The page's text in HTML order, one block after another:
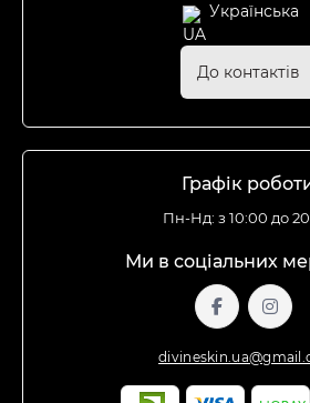
Українська
До контактів
Графік
Пн-Нд: з 10:00 до
Ми в соціальних